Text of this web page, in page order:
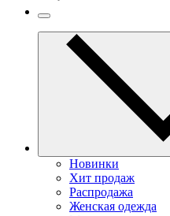
Новинки
Хит продаж
Распродажа
Женская одежда